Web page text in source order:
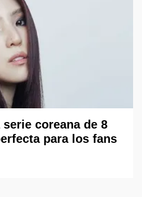
coreana de 8
para los fans